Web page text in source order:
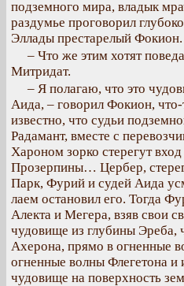
подземного мира, владык
раздумье проговорил
Эллады престарелый Фокион.
– Что же этим хотят
Митридат.
– Я полагаю, что это
Аида, – говорил Фокион,
известно, что судьи
Радамант, вместе с
Хароном зорко стерегут
Прозерпины… Цербер,
Парк, Фурий и судей Аида
лаем остановил его. Тогда
Алекта и Мегера, взяв свои
чудовище из глубины Эреба,
Ахерона, прямо в огненные
огненные волны Флегетона и
чудовище на поверхность